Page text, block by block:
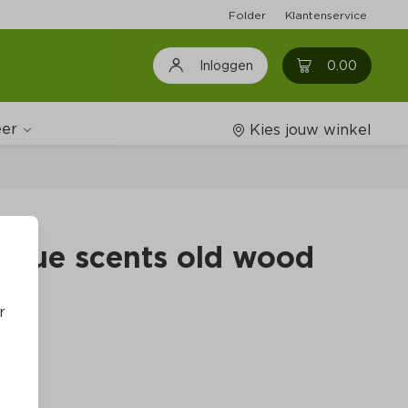
Folder Klantenservice
Inloggen 0.00 0
Kies jouw winkel
scents old wood